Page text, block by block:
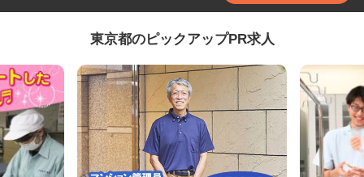
東京都のピックアップPR求人